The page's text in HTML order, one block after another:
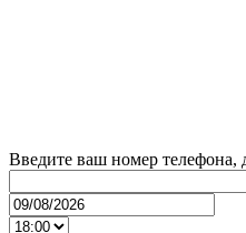
Введите ваш номер телефона,